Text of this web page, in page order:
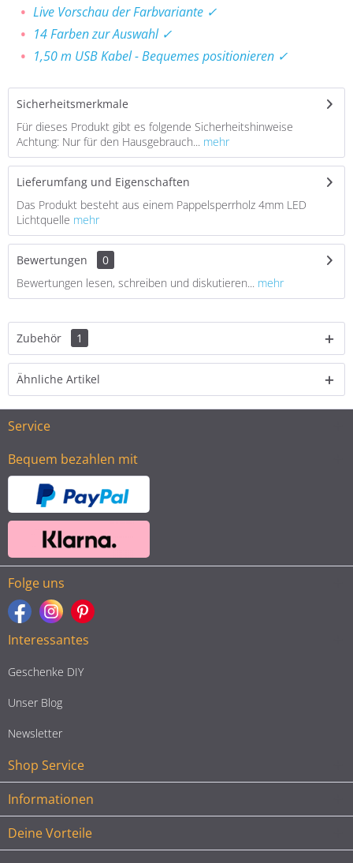
Live Vorschau der Farbvariante ✓
14 Farben zur Auswahl ✓
1,50 m USB Kabel - Bequemes positionieren ✓
Sicherheitsmerkmale
Für dieses Produkt gibt es folgende Sicherheitshinweise
Achtung: Nur für den Hausgebrauch... mehr
Lieferumfang und Eigenschaften
Das Produkt besteht aus einem Pappelsperrholz 4mm LED
Lichtquelle mehr
Bewertungen
0
Bewertungen lesen, schreiben und diskutieren... mehr
Zubehör 1
Ähnliche Artikel
Service
Bequem bezahlen mit
Folge uns
Interessantes
Geschenke DIY
Unser Blog
Newsletter
Shop Service
Informationen
Deine Vorteile